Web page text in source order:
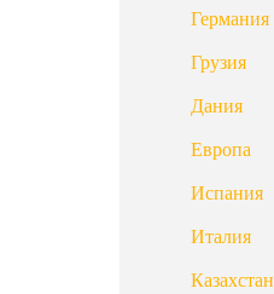
Германия
Грузия
Дания
Европа
Испания
Италия
Казахстан